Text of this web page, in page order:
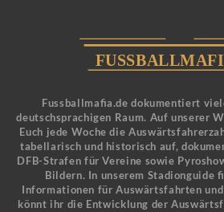
Fussballmafia.de dokumentiert
deutschsprachigen Raum. Auf unserer
Euch jede Woche die
tabellarisch und historisch auf,
DFB-Strafen für Vereine sowie
Bildern. In unserem Stadionguide
Informationen für Auswärtsfahrten
könnt ihr die Entwicklung der